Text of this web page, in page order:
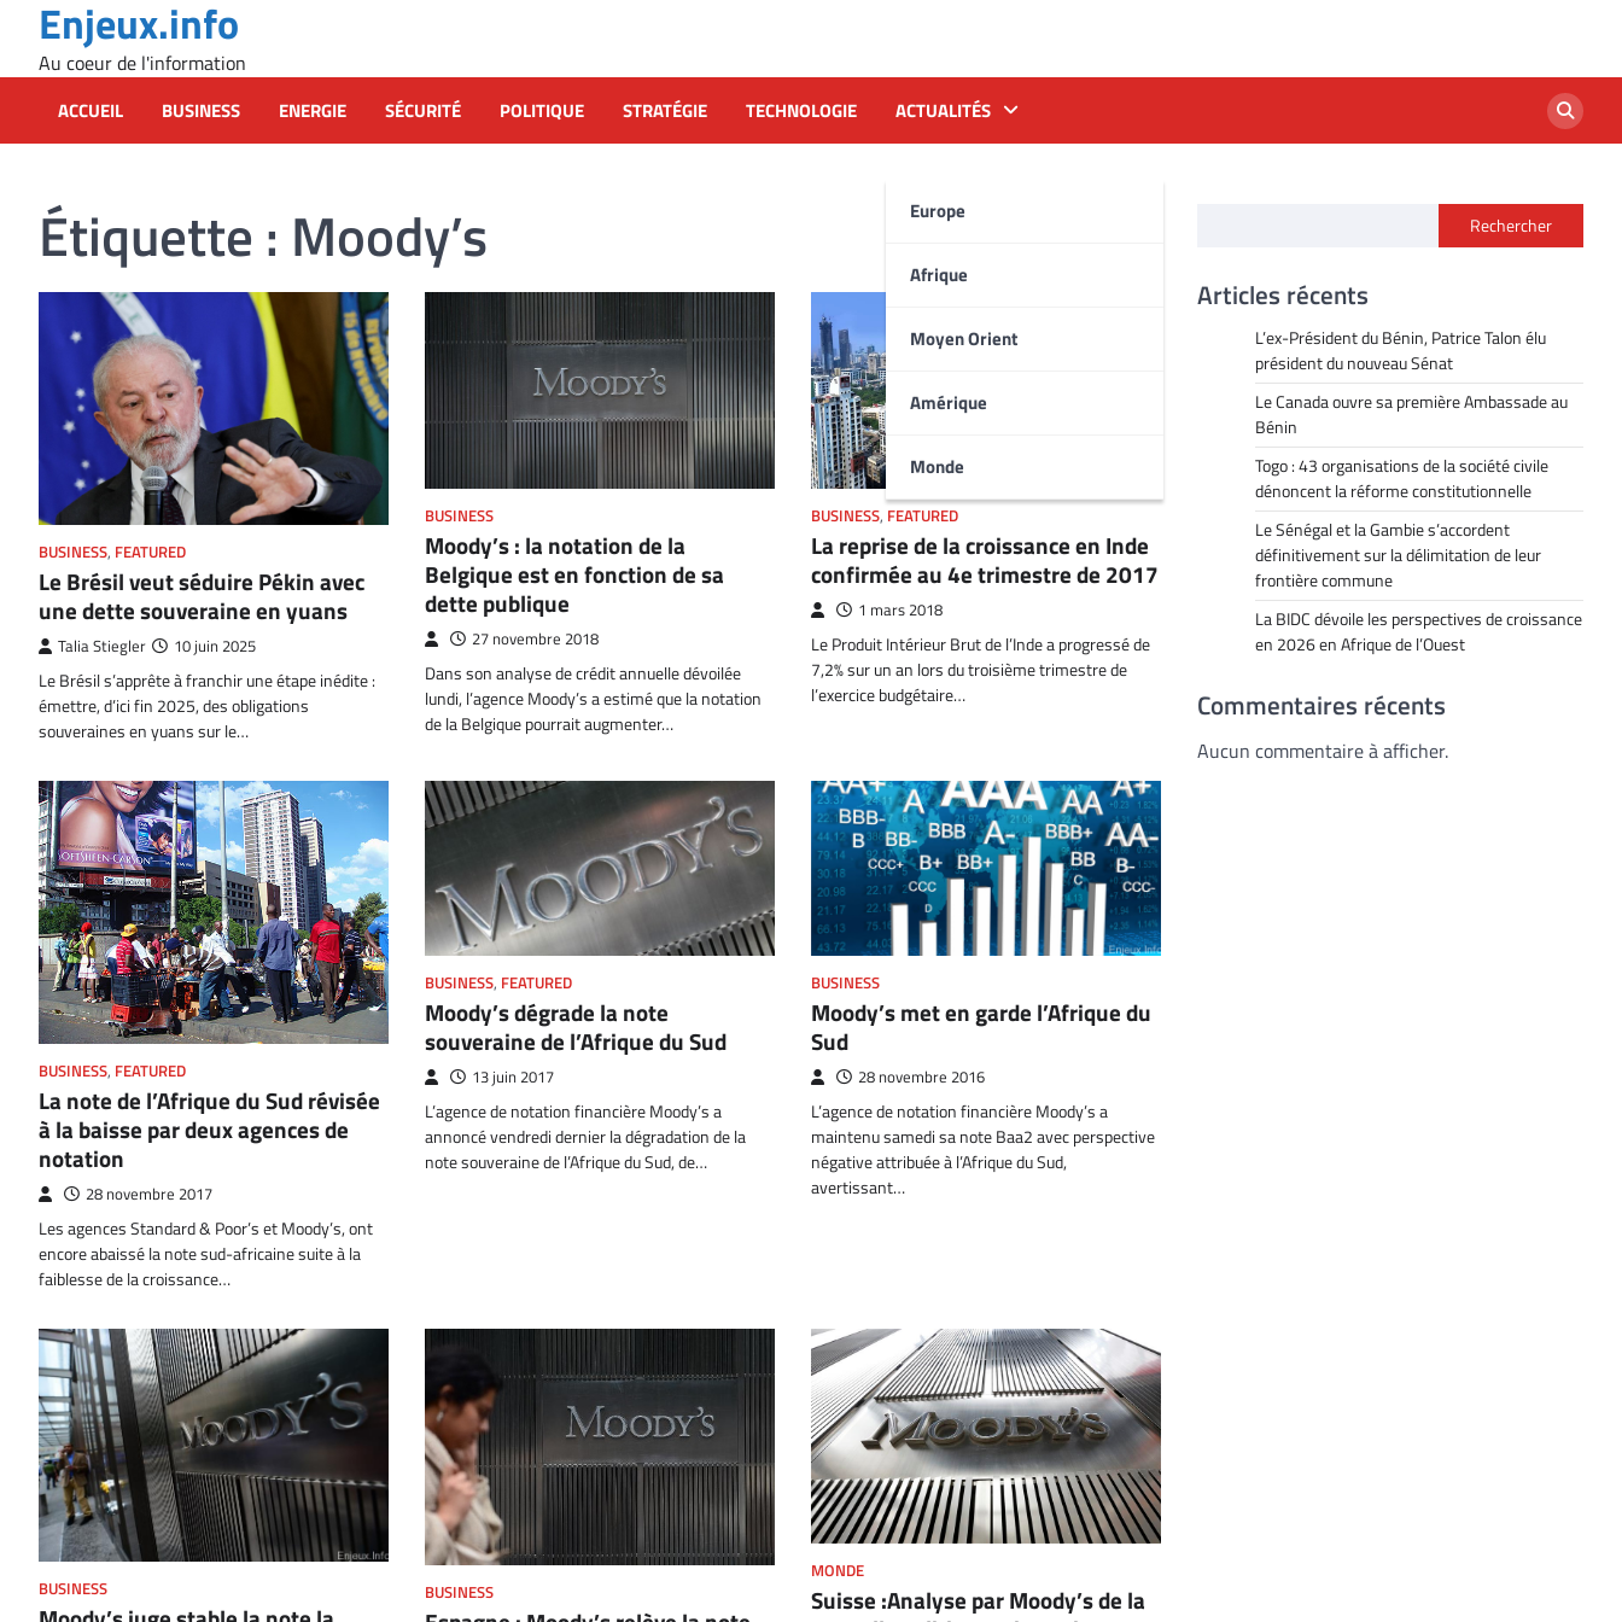
content
Enjeux.info
Au coeur de l'information
ACCUEIL BUSINESS ENERGIE SÉCURITÉ POLITIQUE STRATÉGIE TECHNOLOGIE ACTUALITÉS
Europe
Afrique
Moyen Orient
Amérique
Monde
Étiquette : Moody’s
BUSINESS, FEATURED
Le Brésil veut séduire Pékin avec
une dette souveraine en yuans
Talia Stiegler 10 juin 2025
Le Brésil s’apprête à franchir une étape inédite :
émettre, d’ici fin 2025, des obligations
souveraines en yuans sur le…
BUSINESS
Moody’s : la notation de la
Belgique est en fonction de sa
dette publique
27 novembre 2018
Dans son analyse de crédit annuelle dévoilée
lundi, l’agence Moody’s a estimé que la notation
de la Belgique pourrait augmenter…
BUSINESS, FEATURED
La reprise de la croissance en Inde
confirmée au 4e trimestre de 2017
1 mars 2018
Le Produit Intérieur Brut de l’Inde a progressé de
7,2% sur un an lors du troisième trimestre de
l’exercice budgétaire…
BUSINESS, FEATURED
La note de l’Afrique du Sud révisée
à la baisse par deux agences de
notation
28 novembre 2017
Les agences Standard & Poor’s et Moody’s, ont
encore abaissé la note sud-africaine suite à la
faiblesse de la croissance…
BUSINESS, FEATURED
Moody’s dégrade la note
souveraine de l’Afrique du Sud
13 juin 2017
L’agence de notation financière Moody’s a
annoncé vendredi dernier la dégradation de la
note souveraine de l’Afrique du Sud, de…
BUSINESS
Moody’s met en garde l’Afrique du
Sud
28 novembre 2016
L’agence de notation financière Moody’s a
maintenu samedi sa note Baa2 avec perspective
négative attribuée à l’Afrique du Sud,
avertissant…
BUSINESS BUSINESS
MONDE
Suisse :Analyse par Moody’s de la
Rechercher
Articles récents
L’ex-Président du Bénin, Patrice Talon élu
président du nouveau Sénat
Le Canada ouvre sa première Ambassade au
Bénin
Togo : 43 organisations de la société civile
dénoncent la réforme constitutionnelle
Le Sénégal et la Gambie s’accordent
définitivement sur la délimitation de leur
frontière commune
La BIDC dévoile les perspectives de croissance
en 2026 en Afrique de l’Ouest
Commentaires récents
Aucun commentaire à afficher.